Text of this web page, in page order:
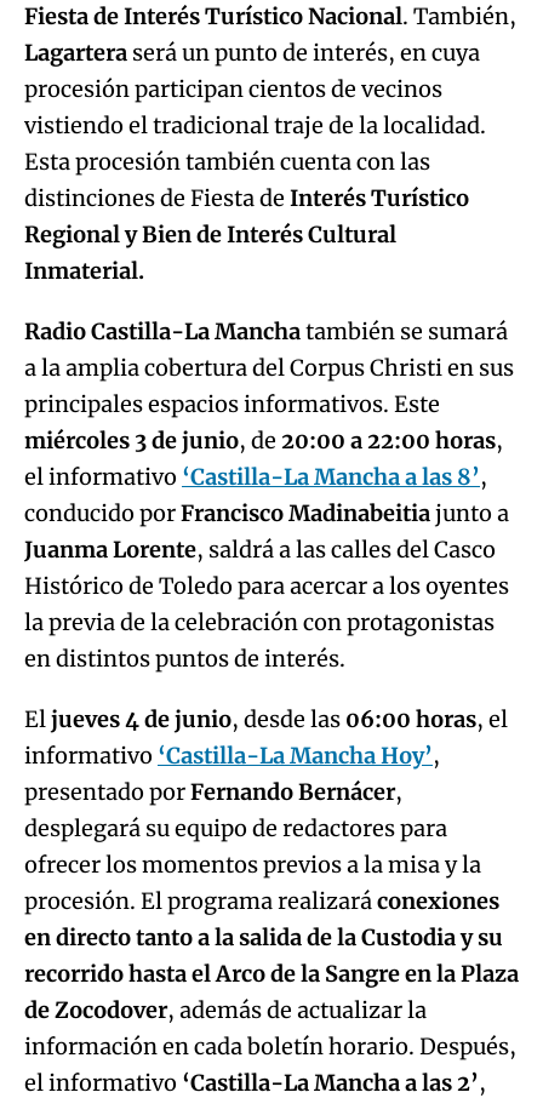
Fiesta de Interés Turístico Nacional. También,
Lagartera será un punto de interés, en cuya
procesión participan cientos de vecinos
vistiendo el tradicional traje de la localidad.
Esta procesión también cuenta con las
distinciones de Fiesta de Interés Turístico
Regional y Bien de Interés Cultural
Inmaterial.
Radio Castilla-La Manchatambién se sumará
a la amplia cobertura del Corpus Christi en sus
principales espacios informativos. Este
miércoles 3 de junio, de 20:00 a 22:00 horas,
el informativo ‘Castilla-La Mancha a las 8’,
conducido porFrancisco Madinabeitiajunto a
Juanma Lorente, saldrá a las calles del Casco
Histórico de Toledo para acercar a los oyentes
la previa de la celebración con protagonistas
en distintos puntos de interés.
Eljueves 4 de junio, desde las 06:00 horas, el
informativo ‘Castilla-La Mancha Hoy’,
presentado porFernando Bernácer,
desplegará su equipo de redactores para
ofrecer los momentos previos a la misa y la
procesión. El programa realizaráconexiones
en directo tanto a la salida de la Custodia y su
recorrido hasta el Arco de la Sangre en la Plaza
de Zocodover, además de actualizar la
información en cada boletín horario. Después,
el informativo ‘Castilla-La Mancha a las 2’,